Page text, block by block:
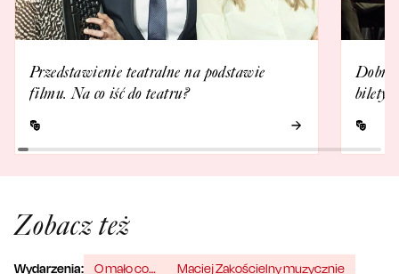
Przedstawienie teatralne na podstawie
filmu. Na co iść do teatru?
bilety
Zobacz też
Wydarzenia: O mało co… Maciej Zakościelny muzycznie